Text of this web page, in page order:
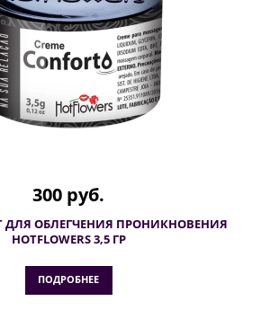
300 руб.
ДЛЯ ОБЛЕГЧЕНИЯ ПРОНИКНОВЕНИЯ
HOTFLOWERS 3,5 ГР
ПОДРОБНЕЕ